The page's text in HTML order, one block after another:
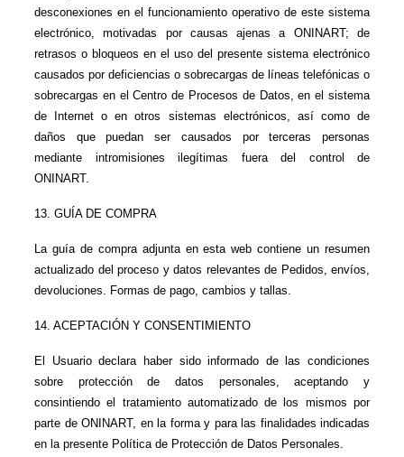
desconexiones en el funcionamiento operativo de este sistema
electrónico, motivadas por causas ajenas a ONINART; de
retrasos o bloqueos en el uso del presente sistema electrónico
causados por deficiencias o sobrecargas de líneas telefónicas o
sobrecargas en el Centro de Procesos de Datos, en el sistema
de Internet o en otros sistemas electrónicos, así como de
daños que puedan ser causados por terceras personas
mediante intromisiones ilegítimas fuera del control de
ONINART.
13. GUÍA DE COMPRA
La guía de compra adjunta en esta web contiene un resumen
actualizado del proceso y datos relevantes de Pedidos, envíos,
devoluciones. Formas de pago, cambios y tallas.
14. ACEPTACIÓN Y CONSENTIMIENTO
El Usuario declara haber sido informado de las condiciones
sobre protección de datos personales, aceptando y
consintiendo el tratamiento automatizado de los mismos por
parte de ONINART, en la forma y para las finalidades indicadas
en la presente Política de Protección de Datos Personales.